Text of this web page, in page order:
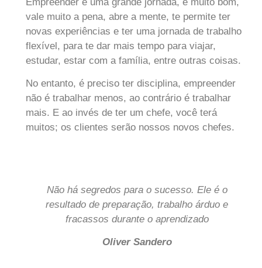
vale muito a pena, abre a mente, te permite ter
novas experiências e ter uma jornada de trabalho
flexível, para te dar mais tempo para viajar,
estudar, estar com a família, entre outras coisas.
No entanto, é preciso ter disciplina, empreender
não é trabalhar menos, ao contrário é trabalhar
mais. E ao invés de ter um chefe, você terá
muitos; os clientes serão nossos novos chefes.
Não há segredos para o sucesso. Ele é o
resultado de preparação, trabalho árduo e
fracassos durante o aprendizado
Oliver Sandero